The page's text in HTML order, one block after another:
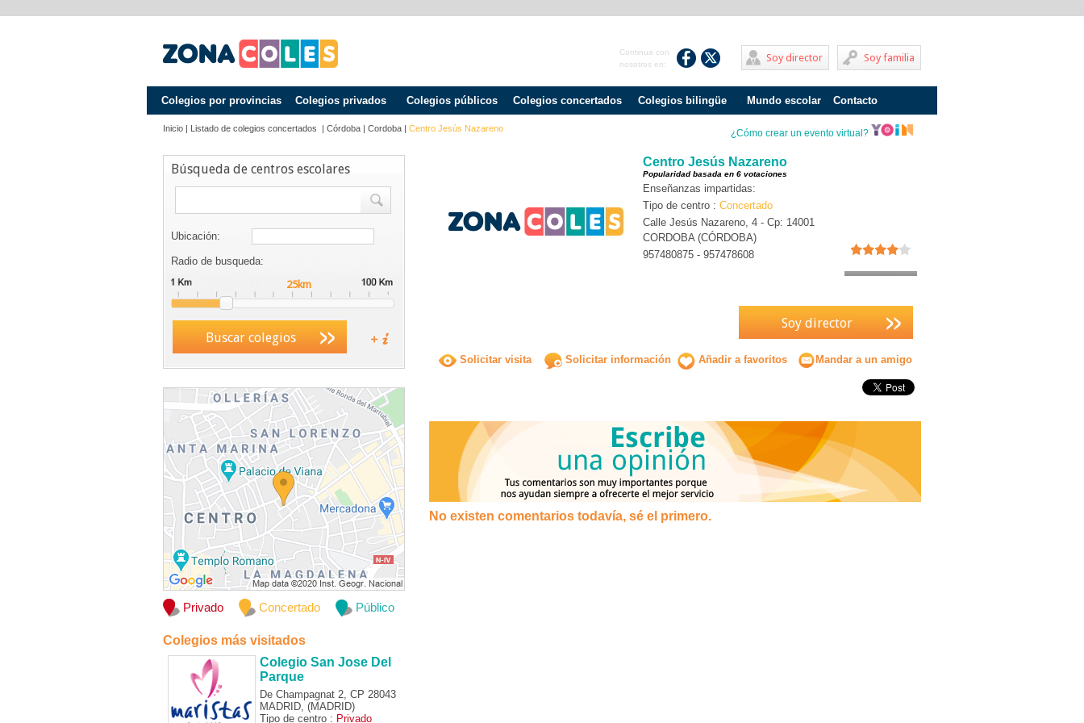
Soy familia
Soy director
Continua con
nosotros en:
Colegios por provincias Colegios privados Colegios públicos Colegios concertados Colegios bilingüe Mundo escolar
Problemas de aprendizaje
Adolescentes
Internados
Acoso escolar
Primaria
Contacto
Inicio | Listado de colegios concertados | Córdoba | Cordoba | Centro Jesús Nazareno ¿Cómo crear un evento virtual?
Búsqueda de centros escolares
Ubicación:
Radio de busqueda:
Buscar colegios
Privado Concertado Público
Colegios más visitados
Colegio San Jose Del
Parque
De Champagnat 2, CP 28043
MADRID, (MADRID)
Tipo de centro : Privado
Centro Jesús Nazareno
Popularidad basada en 6 votaciones
Enseñanzas impartidas:
Tipo de centro : Concertado
Calle Jesús Nazareno, 4 - Cp: 14001
CORDOBA (CÓRDOBA)
957480875 - 957478608
Soy director
Solicitar visita Solicitar información Añadir a favoritos Mandar a un amigo
No existen comentarios todavía, sé el primero.